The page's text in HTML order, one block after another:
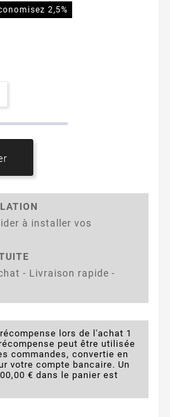
2,5%
à installer vos
- Livraison rapide -
lors de l'achat 1
peut être utilisée
commandes, convertie en
votre compte bancaire. Un
€ dans le panier est